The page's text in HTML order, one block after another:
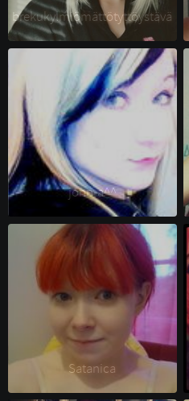
brekukylmiömättötyttöystävä
jonn-a^^
Satanica